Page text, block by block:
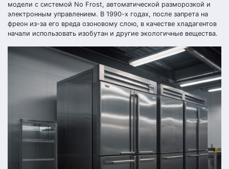
модели с системой No Frost, автоматической разморозкой и
электронным управлением. В 1990-х годах, после запрета на
фреон из-за его вреда озоновому слою, в качестве хладагентов
начали использовать изобутан и другие экологичные вещества.